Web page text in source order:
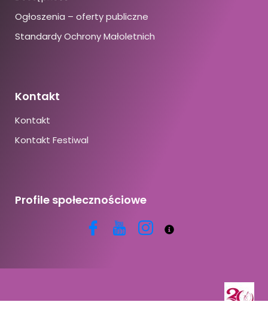
Ogłoszenia – oferty publiczne
Standardy Ochrony Małoletnich
Kontakt
Kontakt
Kontakt Festiwal
Profile społecznościowe